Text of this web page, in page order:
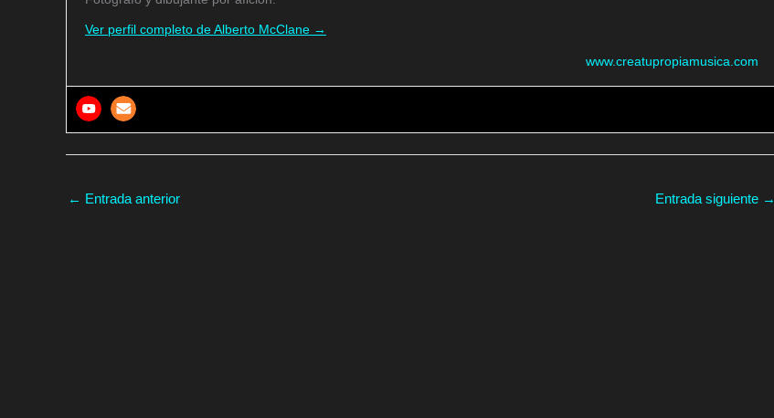
Ver perfil completo de Alberto McClane →
www.creatupropiamusica.com
← Entrada anterior Entrada siguiente →